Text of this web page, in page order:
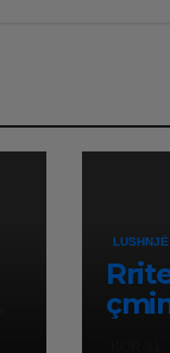
LUSHNJË